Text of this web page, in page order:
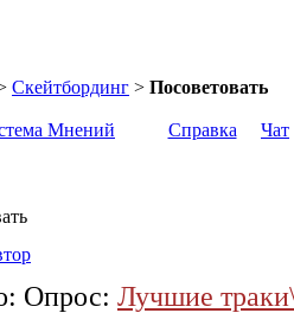
Скейтбординг > Посоветовать
Мнений Справка Чат
Опрос: Лучшие